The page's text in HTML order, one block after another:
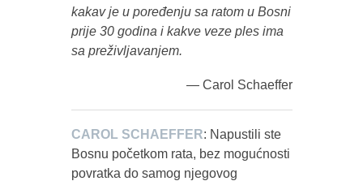
kakav je u poređenju sa ratom u Bosni
prije 30 godina i kakve veze ples ima
sa preživljavanjem.
— Carol Schaeffer
CAROL SCHAEFFER: Napustili ste
Bosnu početkom rata, bez mogućnosti
povratka do samog njegovog